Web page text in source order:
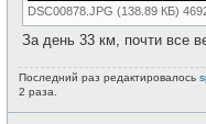
DSC00878.JPG (138.89 КБ)
За день 33 км, почти все
Последний раз редактировалось
2 раза.